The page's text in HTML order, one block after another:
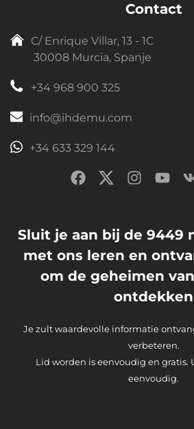
Contact
C/ Enrique Villar, 13 - 1C
30008 Murcia, Spanje
+34 968 900 325
info@ihdemu.com
+34 633 329 144
Sluit je aan bij de 9449
met ons leren en
om de geheimen
ontdekken
Je zult waardevolle informatie
verbeteren.
Lid worden is eenvoudig en gratis.
eenvoudig.